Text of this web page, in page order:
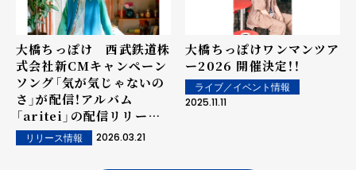
大橋ちっぽけ 西武鉄道株
式会社新CMキャンペーン
ソング「気が気じゃないの
さ」が配信！アルバム
「aritei」の配信リリース
も決定!!
リリース情報 2026.03.21
大橋ちっぽけワンマンツア
ー2026 開催決定！！
ライブ／イベント情報
2025.11.11